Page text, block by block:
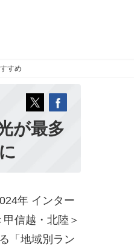
すめ
が最多
年 インター
信越・北陸＞
「地域別ラン